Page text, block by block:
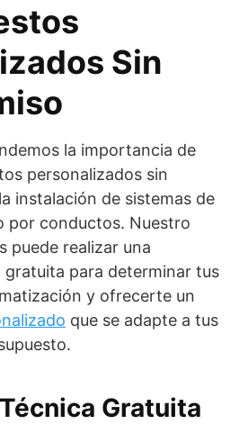
Sin
la importancia de
personalizados sin
instalación de sistemas de
por conductos. Nuestro
puede realizar una
gratuita para determinar tus
y ofrecerte un
que se adapte a tus
Gratuita